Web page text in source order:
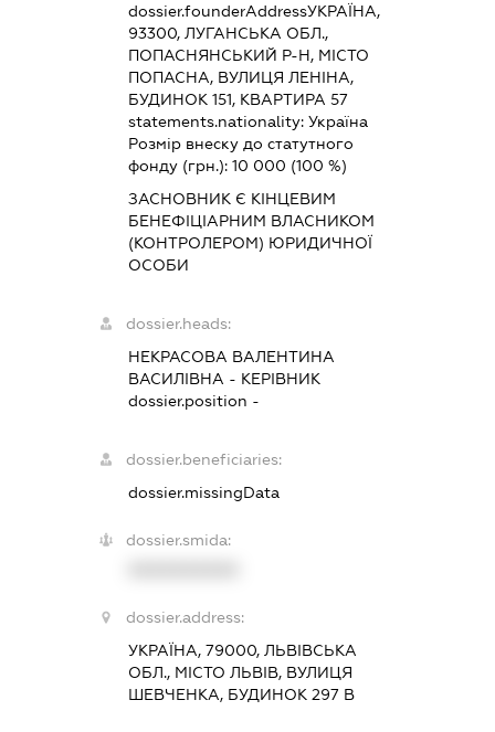
dossier.founderAddressУКРАЇНА,
93300, ЛУГАНСЬКА ОБЛ.,
ПОПАСНЯНСЬКИЙ Р-Н, МІСТО
ПОПАСНА, ВУЛИЦЯ ЛЕНІНА,
БУДИНОК 151, КВАРТИРА 57
statements.nationality: Україна
Розмір внеску до статутного
фонду (грн.): 10 000 (100 %)
ЗАСНОВНИК Є КІНЦЕВИМ
БЕНЕФІЦІАРНИМ ВЛАСНИКОМ
(КОНТРОЛЕРОМ) ЮРИДИЧНОЇ
ОСОБИ
dossier.heads:
НЕКРАСОВА ВАЛЕНТИНА
ВАСИЛІВНА - КЕРІВНИК
dossier.position -
dossier.beneficiaries:
dossier.missingData
dossier.smida:
dossier.address:
УКРАЇНА, 79000, ЛЬВІВСЬКА
ОБЛ., МІСТО ЛЬВІВ, ВУЛИЦЯ
ШЕВЧЕНКА, БУДИНОК 297 В